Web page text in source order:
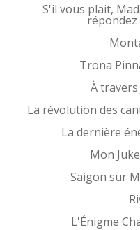
S'il vous plait,
répondez
Trona
À travers
La révolution des
La dernière
Mon
Saigon sur
L'Énigme